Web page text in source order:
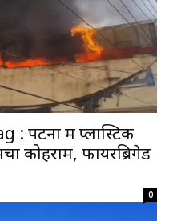
पटना में प्लास्टिक
कोहराम, फायरब्रिगेड
0